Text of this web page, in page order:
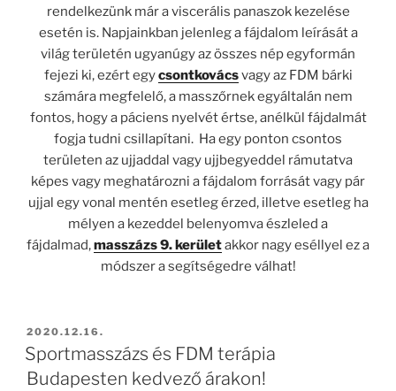
rendelkezünk már a viscerális panaszok kezelése
esetén is. Napjainkban jelenleg a fájdalom leírását a
világ területén ugyanúgy az összes nép egyformán
fejezi ki, ezért egycsontkovácsvagy az FDM bárki
számára megfelelő, a masszőrnek egyáltalán nem
fontos, hogy a páciens nyelvét értse, anélkül fájdalmát
fogja tudni csillapítani. Ha egy ponton csontos
területen az ujjaddal vagy ujjbegyeddel rámutatva
képes vagy meghatározni a fájdalom forrását vagy pár
ujjal egy vonal mentén esetleg érzed, illetve esetleg ha
mélyen a kezeddel belenyomva észleled a
fájdalmad,masszázs 9. kerületakkor nagy eséllyel ez a
módszer a segítségedre válhat!
BEKÜLDVE:
2020.12.16.
Sportmasszázs és FDM terápia
Budapesten kedvező árakon!